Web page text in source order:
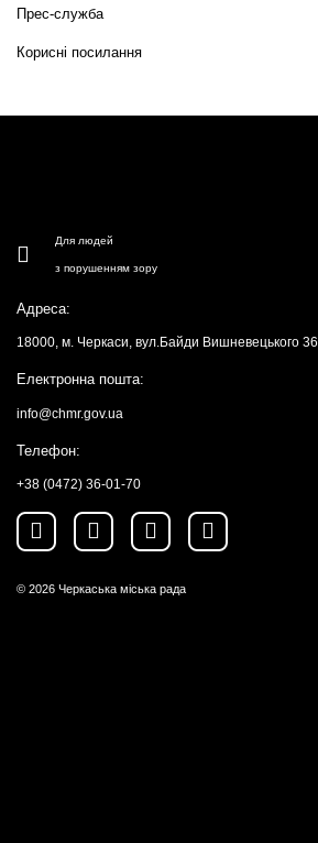
Прес-служба
Корисні посилання
Для людей
з порушенням зору
Адреса:
18000, м. Черкаси, вул.Байди Вишневецького 36
Електронна пошта:
info@chmr.gov.ua
Телефон:
+38 (0472) 36-01-70
© 2026 Черкаська міська рада